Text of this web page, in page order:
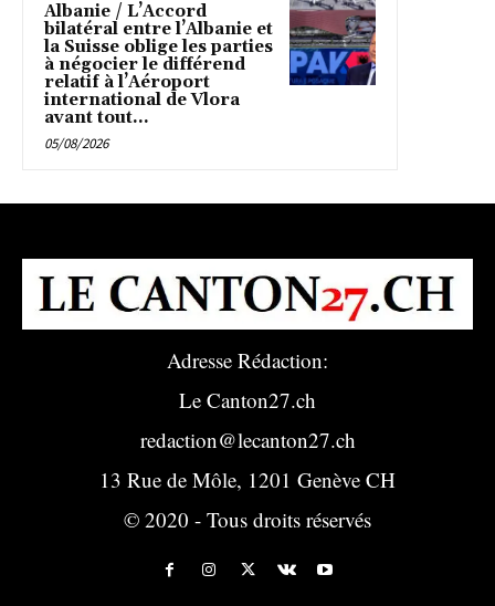
Albanie / L’Accord
bilatéral entre l’Albanie et
la Suisse oblige les parties
à négocier le différend
relatif à l’Aéroport
international de Vlora
avant tout...
05/08/2026
Adresse Rédaction:
Le Canton27.ch
redaction@lecanton27.ch
13 Rue de Môle, 1201 Genève CH
© 2020 - Tous droits réservés